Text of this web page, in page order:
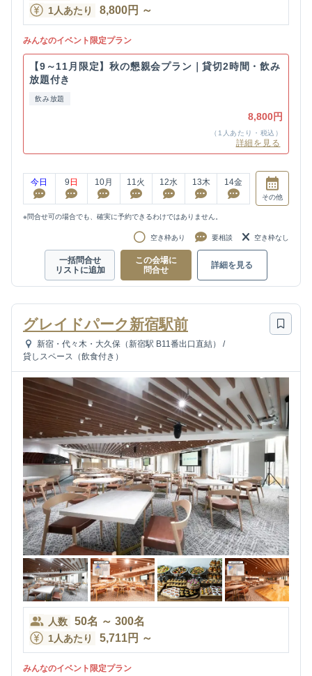
1人あたり 8,800円 ～
みんなのイベント限定プラン
【9～11月限定】秋の懇親会プラン｜貸切2時間・飲み
放題付き
飲み放題
8,800円
（1人あたり・税込）
詳細を見る
今日 9 日 10月 11 火 12水 13木 14金
その他
※問合せ可の場合でも、確実に予約できるわけではありません。
空き枠あり 要相談 空き枠なし
一括問合せ
リストに追加
この会場に
問合せ
詳細を見る
グレイドパーク新宿駅前
新宿・代々木・大久保（新宿駅 B11番出口直結）
/
貸しスペース（飲食付き）
人数 50名 ～ 300名
1人あたり 5,711円 ～
みんなのイベント限定プラン